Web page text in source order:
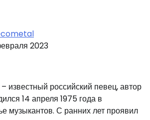
2023
известный российский певец, автор
14 апреля 1975 года в
музыкантов. С ранних лет проявил